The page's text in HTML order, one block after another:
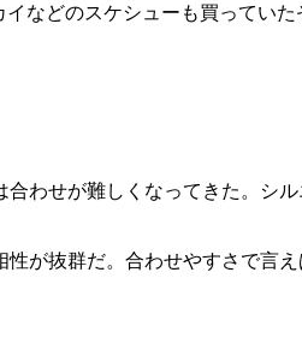
などのスケシューも買っていた
わせが難しくなってきた。シル
が抜群だ。合わせやすさで言